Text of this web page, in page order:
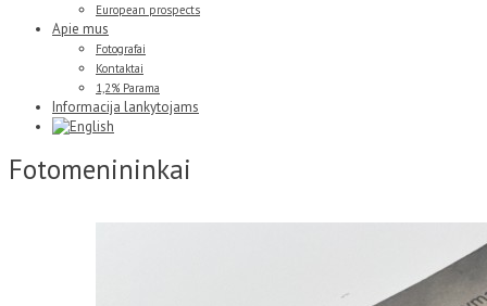
European prospects
Apie mus
Fotografai
Kontaktai
1,2% Parama
Informacija lankytojams
Fotomenininkai